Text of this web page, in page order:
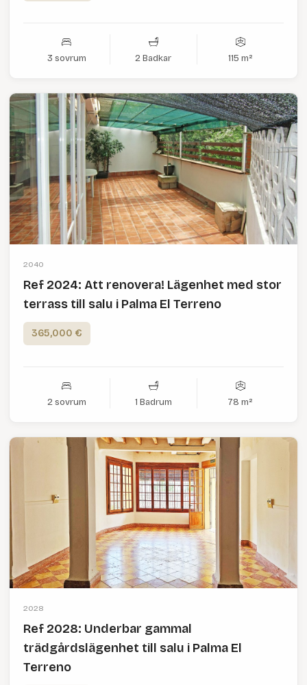
3 sovrum 2 Badkar 115 m²
2040
Ref 2024: Att renovera! Lägenhet med stor
terrass till salu i Palma El Terreno
365,000 €
2 sovrum 1 Badrum 78 m²
2028
Ref 2028: Underbar gammal
trädgårdslägenhet till salu i Palma El
Terreno